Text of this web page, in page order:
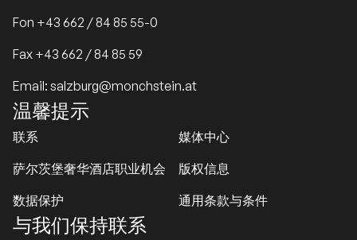
Fon +43 662 / 84 85 55-0
Fax +43 662 / 84 85 59
Email: salzburg@monchstein.at
温馨提示
联系
媒体中心
萨尔茨堡奢华酒店职业机会
版权信息
数据保护
通用条款与条件
与我们保持联系